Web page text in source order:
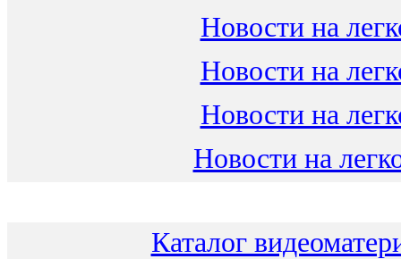
Новости на
Новости на
Новости на
Новости на
Каталог